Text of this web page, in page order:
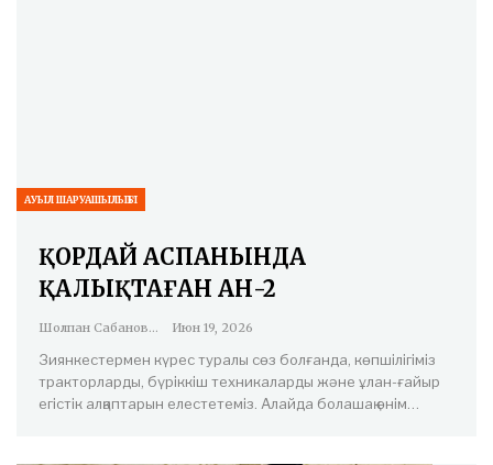
АУЫЛ ШАРУАШЫЛЫҒЫ
ҚОРДАЙ АСПАНЫНДА
ҚАЛЫҚТАҒАН АН-2
Шолпан Сабанова Июн 19, 2026
Зиянкестермен күрес туралы сөз болғанда, көпшілігіміз
тракторларды, бүріккіш техникаларды және ұлан-ғайыр
егістік алқаптарын елестетеміз. Алайда болашақ өнім…